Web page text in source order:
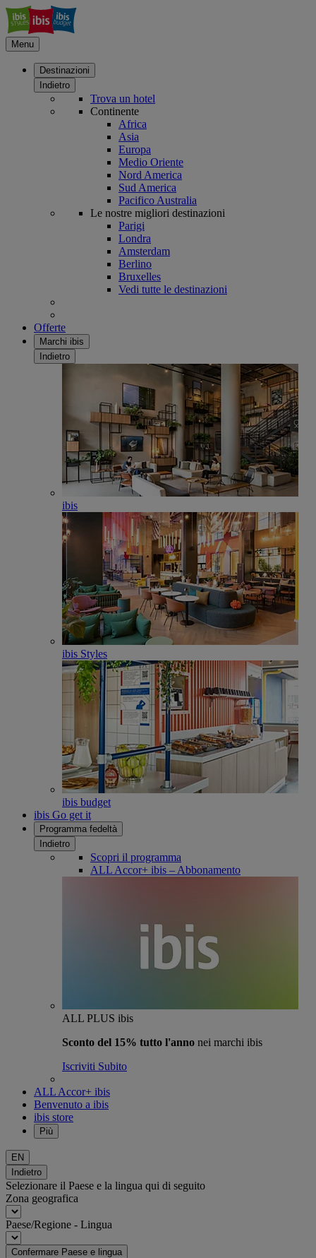
Menu
Destinazioni
Indietro
Trova un hotel
Continente
Africa
Asia
Europa
Medio Oriente
Nord America
Sud America
Pacifico Australia
Le nostre migliori destinazioni
Parigi
Londra
Amsterdam
Berlino
Bruxelles
Vedi tutte le destinazioni
Offerte
Marchi ibis
Indietro
ibis
ibis Styles
ibis budget
ibis Go get it
Programma fedeltà
Indietro
Scopri il programma
ALL Accor+ ibis – Abbonamento
ALL PLUS ibis
Sconto del 15% tutto l'anno nei marchi ibis
Iscriviti Subito
ALL Accor+ ibis
Benvenuto a ibis
ibis store
Più
EN
Indietro
Selezionare il Paese e la lingua qui di seguito
Zona geografica
Paese/Regione - Lingua
Confermare Paese e lingua